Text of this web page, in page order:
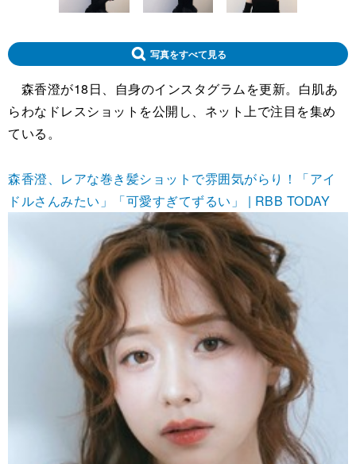
写真をすべて見る
森香澄が18日、自身のインスタグラムを更新。白肌あ
らわなドレスショットを公開し、ネット上で注目を集め
ている。
森香澄、レアな巻き髪ショットで雰囲気がらり！「アイ
ドルさんみたい」「可愛すぎてずるい」 | RBB TODAY